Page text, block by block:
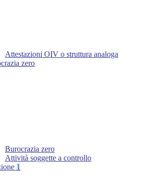
Attestazioni OIV o struttura analoga
zero
Burocrazia zero
Attività soggette a controllo
1